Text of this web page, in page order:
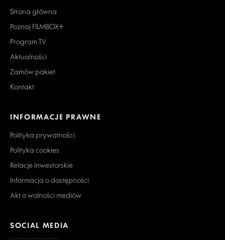
Strona główna
Poznaj FILMBOX+
Program TV
Aktualności
Zamów pakiet
Kontakt
INFORMACJE PRAWNE
Polityka prywatności
Polityka cookies
Relacje inwestorskie
Informacja o dostępności
Akt o wolności mediów
SOCIAL MEDIA